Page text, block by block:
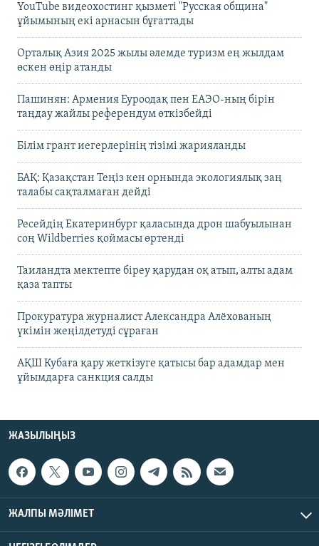
YouTube видеохостинг қызметі "Русская община"
ұйымының екі арнасын бұғаттады
Орталық Азия 2025 жылы әлемде туризм ең жылдам
өскен өңір атанды
Пашинян: Армения Еуроодақ пен ЕАЭО-ның бірін
таңдау жайлы референдум өткізбейді
Білім грант иегерлерінің тізімі жарияланды
БАҚ: Қазақстан Теңіз кен орнында экологиялық заң
талабы сақталмаған дейді
Ресейдің Екатеринбург қаласында дрон шабуылынан
соң Wildberries қоймасы өртенді
Таиландта мектепте біреу қарудан оқ атып, алты адам
қаза тапты
Прокуратура журналист Александра Алёхованың
үкімін жеңілдетуді сұраған
АҚШ Кубаға қару жеткізуге қатысы бар адамдар мен
ұйымдарға санкция салды
ЖАЗЫЛЫҢЫЗ
ЖАЛПЫ МӘЛІМЕТ